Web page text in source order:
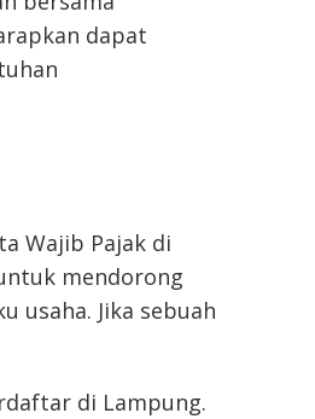
dapat
Wajib Pajak di
mendorong
usaha. Jika sebuah
di Lampung.